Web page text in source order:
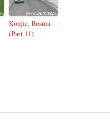
Konjic, Bosnia.
(Part 11)